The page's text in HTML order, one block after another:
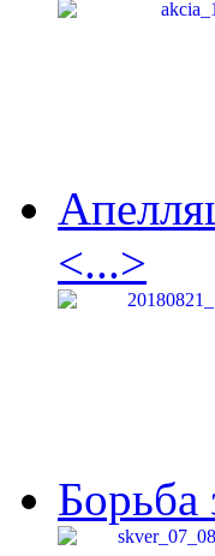
<...>
Борьба